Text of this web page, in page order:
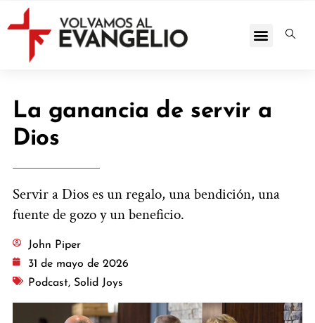
La ganancia de servir a
Dios
Servir a Dios es un regalo, una bendición, una
fuente de gozo y un beneficio.
John Piper
31 de mayo de 2026
Podcast, Solid Joys